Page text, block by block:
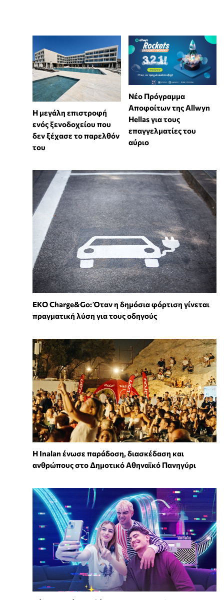
Η μεγάλη επιστροφή
ενός ξενοδοχείου που
δεν ξέχασε το παρελθόν
του
Νέο Πρόγραμμα
Αποφοίτων της Allwyn
Hellas για τους
επαγγελματίες του
αύριο
EKO Charge&Go: Όταν η δημόσια φόρτιση γίνεται
πραγματική λύση για τους οδηγούς
Η Inalan ένωσε παράδοση, διασκέδαση και
ανθρώπους στο Δημοτικό Αθηναϊκό Πανηγύρι